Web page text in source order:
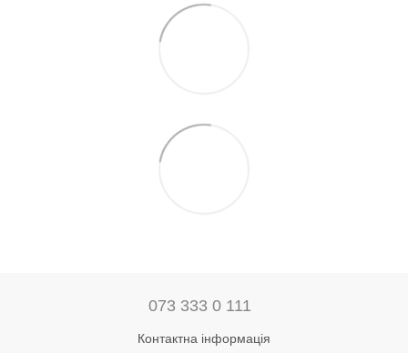
073 333 0 111
Контактна інформація